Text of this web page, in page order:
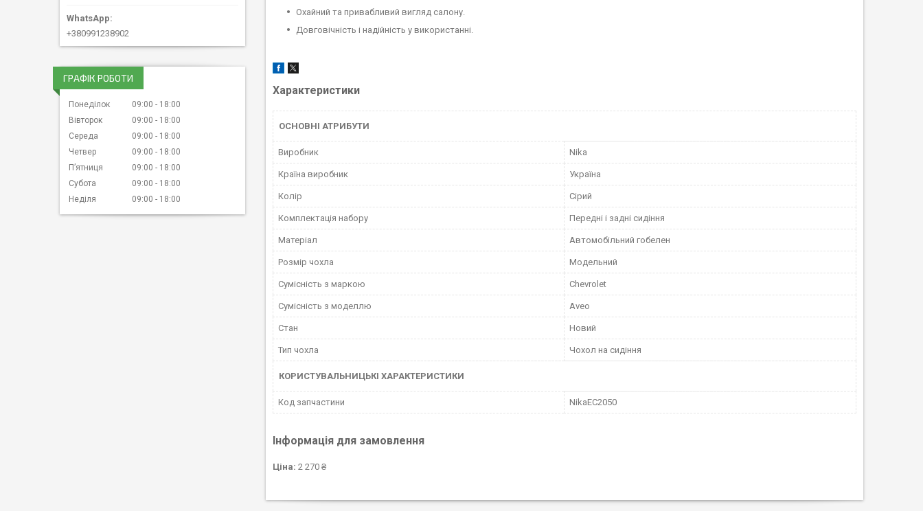
Охайний та привабливий вигляд салону.
Довговічність і надійність у використанні.
Характеристики
ОСНОВНІ АТРИБУТИ
Виробник Nika
Країна виробник Україна
Колір Сірий
Комплектація набору Передні і задні сидіння
Матеріал Автомобільний гобелен
Розмір чохла Модельний
Сумісність з маркою Chevrolet
Сумісність з моделлю Aveo
Стан Новий
Тип чохла Чохол на сидіння
КОРИСТУВАЛЬНИЦЬКІ ХАРАКТЕРИСТИКИ
Код запчастини NikaEС2050
Інформація для замовлення
Ціна: 2 270 ₴
+380991238902
ГРАФІК РОБОТИ
Понеділок 09:00
18:00
Вівторок
09:00
18:00
Середа
09:00
18:00
Четвер
09:00
18:00
Пʼятниця
09:00
18:00
Субота
09:00
18:00
Неділя
09:00 18:00